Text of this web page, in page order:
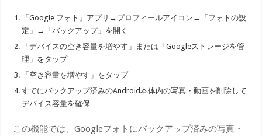
「Google フォト」アプリ→プロフィールアイコン→「フォトの設
定」→「バックアップ」を開く
「デバイスの空き容量を増やす」または「Googleストレージを管
理」をタップ
「空き容量を増やす」をタップ
すでにバックアップ済みのAndroid本体内の写真・動画を削除して
デバイス容量を確保
この機能では、Googleフォトにバックアップ済みの写真・